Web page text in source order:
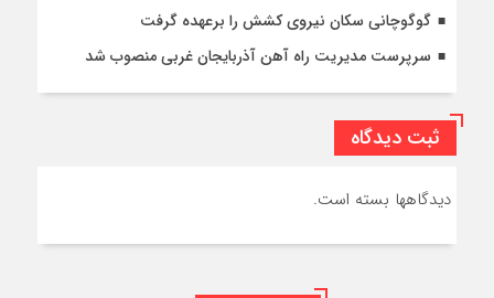
گوگوچانی سکان نیروی کشش را برعهده گرفت
سرپرست مدیریت راه آهن آذربایجان غربی منصوب شد
ثبت دیدگاه
دیدگاهها بسته است.